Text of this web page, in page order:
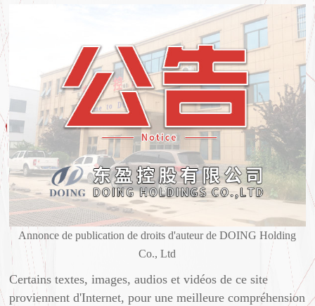
Annonce de publication de droits d'auteur de DOING Holding
Co., Ltd
Certains textes, images, audios et vidéos de ce site
proviennent d'Internet, pour une meilleure compréhension